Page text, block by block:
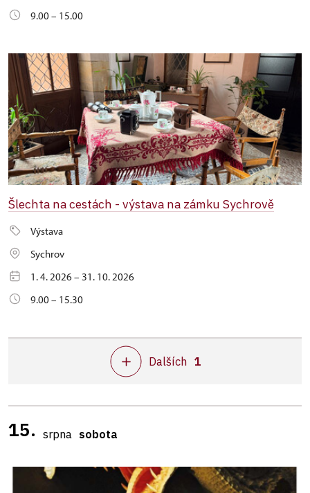
9.00 – 15.00
Šlechta na cestách - výstava na zámku Sychrově
Výstava
Sychrov
1. 4. 2026 – 31. 10. 2026
9.00 – 15.30
Dalších 1
15. srpna sobota